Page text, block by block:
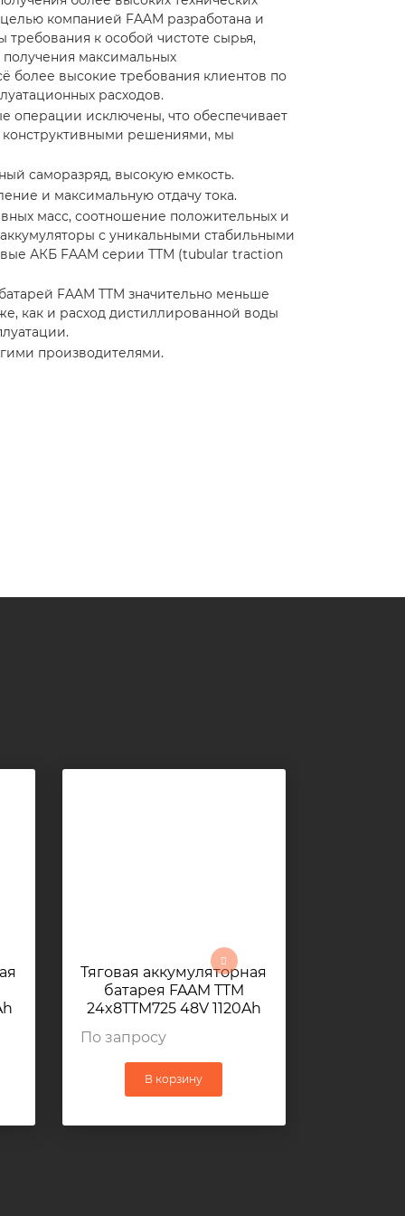
компанией FAAM разработана и
к особой чистоте сырья,
максимальных
более высокие требования клиентов по
расходов.
операции исключены, что обеспечивает
конструктивными решениями, мы
саморазряд, высокую емкость.
и максимальную отдачу тока.
масс, соотношение положительных и
с уникальными стабильными
АКБ FAAM серии ТТМ (tubular traction
FAAM TTM значительно меньше
как и расход дистиллированной воды
производителями.
Тяговая аккумуляторная
батарея FAAM TTM
24x8TTM725 48V 1120Ah
По запросу
В корзину